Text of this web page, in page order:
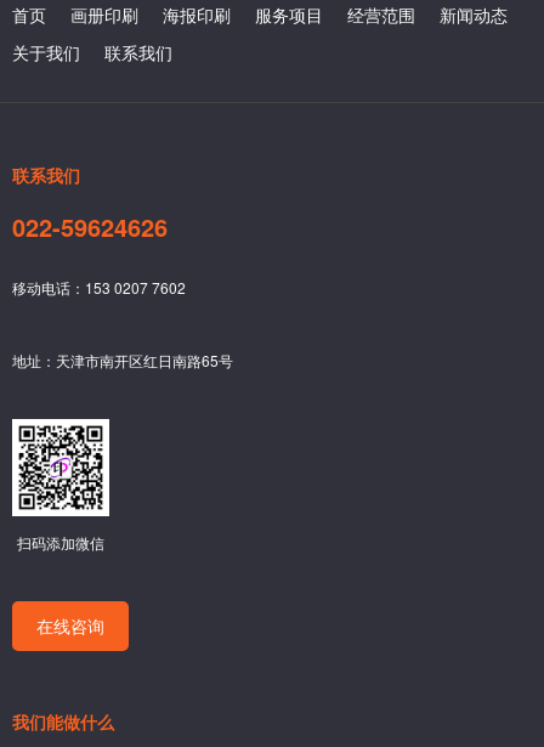
首页 画册印刷 海报印刷 服务项目 经营范围
新闻动态
关于我们
联系我们
联系我们
022-59624626
移动电话：153 0207 7602
地址：天津市南开区红日南路65号
扫码添加微信
在线咨询
我们能做什么